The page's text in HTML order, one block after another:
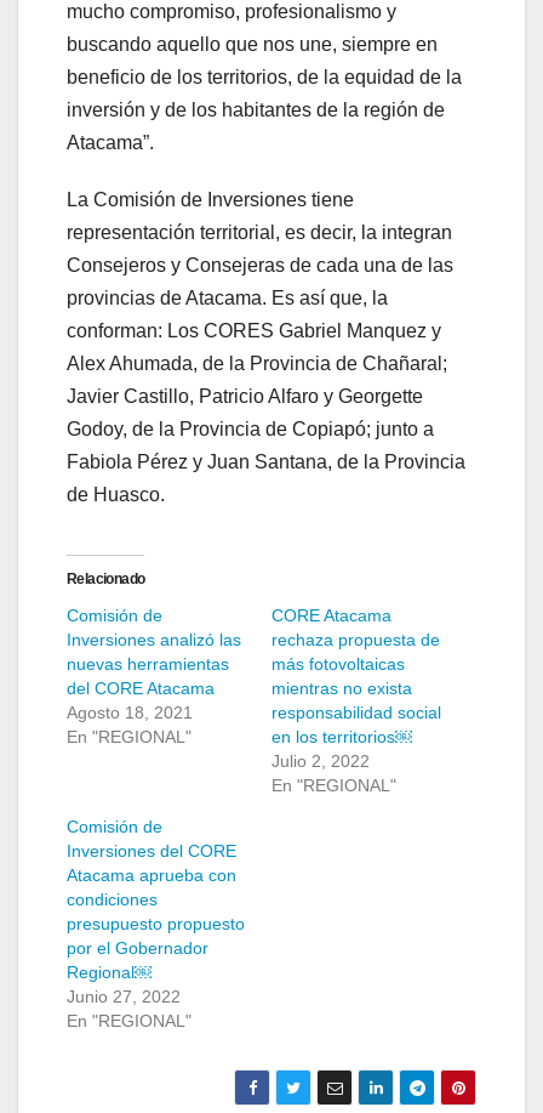
mucho compromiso, profesionalismo y
buscando aquello que nos une, siempre en
beneficio de los territorios, de la equidad de la
inversión y de los habitantes de la región de
Atacama”.
La Comisión de Inversiones tiene
representación territorial, es decir, la integran
Consejeros y Consejeras de cada una de las
provincias de Atacama. Es así que, la
conforman: Los CORES Gabriel Manquez y
Alex Ahumada, de la Provincia de Chañaral;
Javier Castillo, Patricio Alfaro y Georgette
Godoy, de la Provincia de Copiapó; junto a
Fabiola Pérez y Juan Santana, de la Provincia
de Huasco.
Relacionado
Comisión de
Inversiones analizó las
nuevas herramientas
del CORE Atacama
Agosto 18, 2021
En "REGIONAL"
CORE Atacama
rechaza propuesta de
más fotovoltaicas
mientras no exista
responsabilidad social
en los territorios￼
Julio 2, 2022
En "REGIONAL"
Comisión de
Inversiones del CORE
Atacama aprueba con
condiciones
presupuesto propuesto
por el Gobernador
Regional￼
Junio 27, 2022
En "REGIONAL"